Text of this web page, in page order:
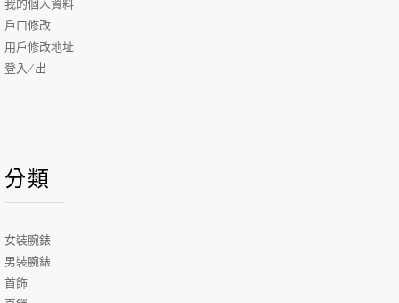
我的個人資料
戶口修改
用戶修改地址
登入/出
分類
女裝腕錶
男裝腕錶
首飾